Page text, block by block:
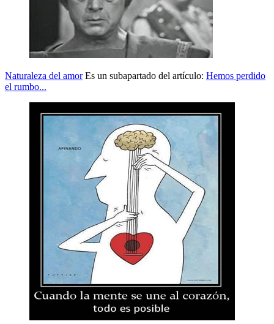
Naturaleza del amor Es un subapartado del artículo: Hemos perdido
el rumbo...